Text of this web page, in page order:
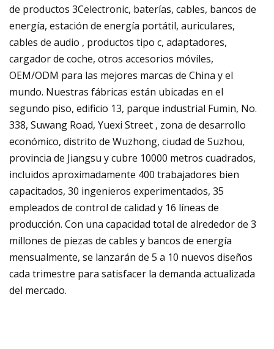
de productos 3Celectronic, baterías, cables, bancos de
energía, estación de energía portátil, auriculares,
cables de audio , productos tipo c, adaptadores,
cargador de coche, otros accesorios móviles,
OEM/ODM para las mejores marcas de China y el
mundo. Nuestras fábricas están ubicadas en el
segundo piso, edificio 13, parque industrial Fumin, No.
338, Suwang Road, Yuexi Street , zona de desarrollo
económico, distrito de Wuzhong, ciudad de Suzhou,
provincia de Jiangsu y cubre 10000 metros cuadrados,
incluidos aproximadamente 400 trabajadores bien
capacitados, 30 ingenieros experimentados, 35
empleados de control de calidad y 16 líneas de
producción. Con una capacidad total de alrededor de 3
millones de piezas de cables y bancos de energía
mensualmente, se lanzarán de 5 a 10 nuevos diseños
cada trimestre para satisfacer la demanda actualizada
del mercado.